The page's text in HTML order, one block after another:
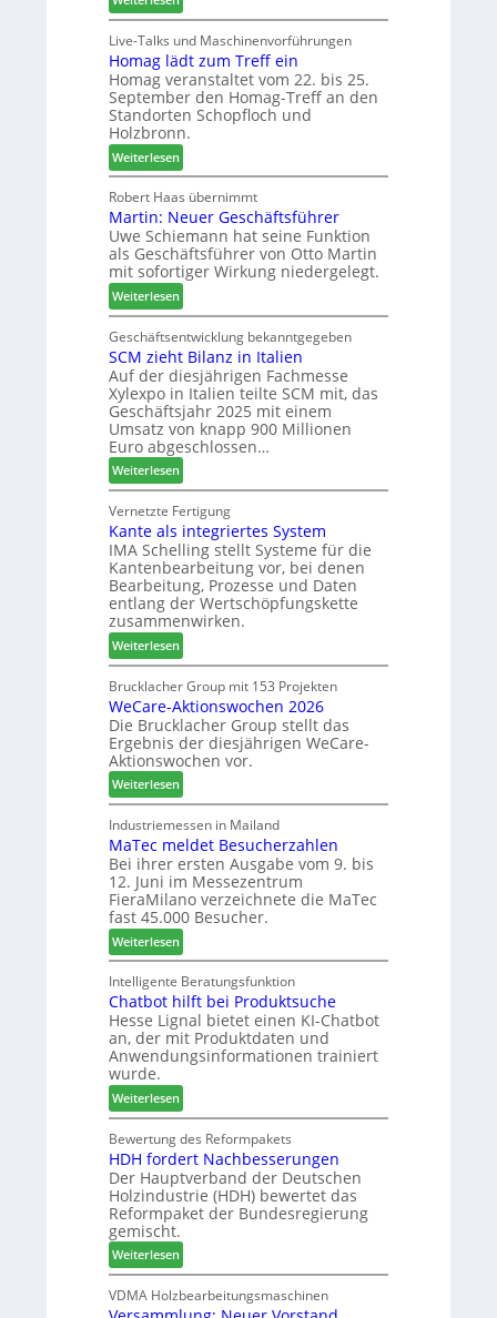
g
-
e
r
b
i
n
d
e
r
a
d
e
r
I
n
t
e
r
u
m
2
0
2
7
L
i
g
n
a
z
e
i
g
t
H
o
l
z
b
a
u
p
r
o
z
e
s
s
Live-Talks und Maschinenvorführungen
Homag lädt zum Treff ein
Homag veranstaltet vom 22. bis 25.
September den Homag-Treff an den
Standorten Schopfloch und
Holzbronn.
Weiterlesen:
H
o
m
a
g
l
ä
d
t
z
u
m
T
r
e
f
f
e
n
Robert Haas übernimmt
Martin: Neuer Geschäftsführer
Uwe Schiemann hat seine Funktion
als Geschäftsführer von Otto Martin
mit sofortiger Wirkung niedergelegt.
Weiterlesen:
M
a
r
t
i
n
:
N
e
u
e
r
G
e
s
c
h
ä
t
s
f
ü
h
r
r
Geschäftsentwicklung bekanntgegeben
SCM zieht Bilanz in Italien
Auf der diesjährigen Fachmesse
Xylexpo in Italien teilte SCM mit, das
Geschäftsjahr 2025 mit einem
Umsatz von knapp 900 Millionen
Euro abgeschlossen…
Weiterlesen:
S
C
M
z
i
e
h
t
B
i
l
a
n
z
i
n
I
t
a
l
i
e
n
Vernetzte Fertigung
Kante als integriertes System
IMA Schelling stellt Systeme für die
Kantenbearbeitung vor, bei denen
Bearbeitung, Prozesse und Daten
entlang der Wertschöpfungskette
zusammenwirken.
Weiterlesen:
K
a
n
t
e
a
l
s
i
n
t
e
g
r
i
e
r
t
e
s
S
y
s
t
e
m
Brucklacher Group mit 153 Projekten
WeCare-Aktionswochen 2026
Die Brucklacher Group stellt das
Ergebnis der diesjährigen WeCare-
Aktionswochen vor.
Weiterlesen:
W
e
C
a
r
e
-
A
k
t
i
o
n
s
w
o
c
h
e
n
2
0
2
6
Industriemessen in Mailand
MaTec meldet Besucherzahlen
Bei ihrer ersten Ausgabe vom 9. bis
12. Juni im Messezentrum
FieraMilano verzeichnete die MaTec
fast 45.000 Besucher.
Weiterlesen:
M
a
T
e
c
m
l
d
e
t
B
e
s
u
c
h
e
Intelligente Beratungsfunktion
Chatbot hilft bei Produktsuche
Hesse Lignal bietet einen KI-Chatbot
an, der mit Produktdaten und
Anwendungsinformationen trainiert
wurde.
Weiterlesen:
C
h
a
t
b
o
t
h
i
l
Bewertung des Reformpakets
HDH fordert Nachbesserungen
Der Hauptverband der Deutschen
Holzindustrie (HDH) bewertet das
Reformpaket der Bundesregierung
gemischt.
Weiterlesen:
H
D
H
VDMA Holzbearbeitungsmaschinen